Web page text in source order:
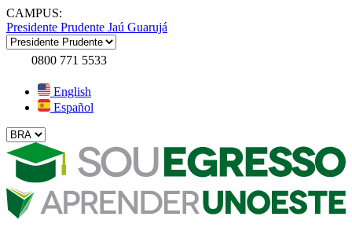
CAMPUS:
Presidente Prudente Jaú Guarujá
0800 771 5533
English
Español